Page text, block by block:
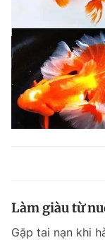
Làm giàu từ
Gặp tai nạn khi